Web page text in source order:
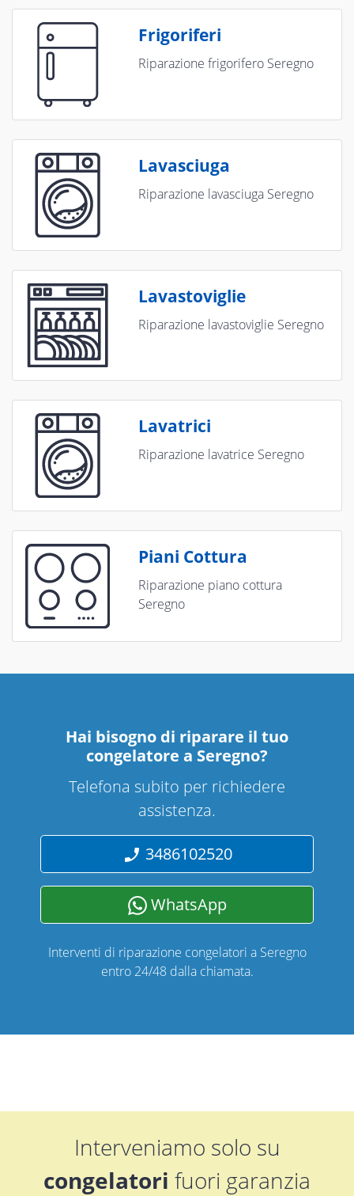
Frigoriferi
Riparazione frigorifero Seregno
Lavasciuga
Riparazione lavasciuga Seregno
Lavastoviglie
Riparazione lavastoviglie Seregno
Lavatrici
Riparazione lavatrice Seregno
Piani Cottura
Riparazione piano cottura
Seregno
Hai bisogno di riparare il tuo
congelatore a Seregno?
Telefona subito per richiedere
assistenza.
3486102520
WhatsApp
Interventi di riparazione congelatori a Seregno
entro 24/48 dalla chiamata.
Interveniamo solo su
congelatori fuori garanzia